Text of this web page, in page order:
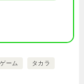
ーム タカラ